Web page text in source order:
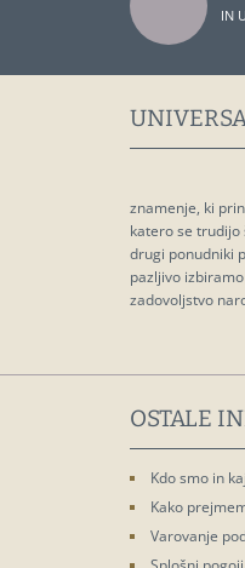
IN
znamenje, ki
katero se
drugi ponudniki
pazljivo
zadovoljstvo
OSTALE
Kdo smo in
Kako
Varovanje